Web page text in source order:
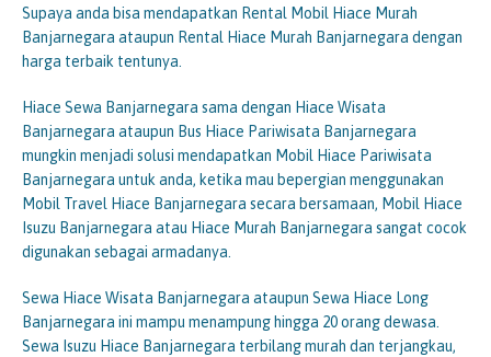
Supaya anda bisa mendapatkan Rental Mobil Hiace Murah
Banjarnegara ataupun Rental Hiace Murah Banjarnegara dengan
harga terbaik tentunya.
Hiace Sewa Banjarnegara sama dengan Hiace Wisata
Banjarnegara ataupun Bus Hiace Pariwisata Banjarnegara
mungkin menjadi solusi mendapatkan Mobil Hiace Pariwisata
Banjarnegara untuk anda, ketika mau bepergian menggunakan
Mobil Travel Hiace Banjarnegara secara bersamaan, Mobil Hiace
Isuzu Banjarnegara atau Hiace Murah Banjarnegara sangat cocok
digunakan sebagai armadanya.
Sewa Hiace Wisata Banjarnegara ataupun Sewa Hiace Long
Banjarnegara ini mampu menampung hingga 20 orang dewasa.
Sewa Isuzu Hiace Banjarnegara terbilang murah dan terjangkau,